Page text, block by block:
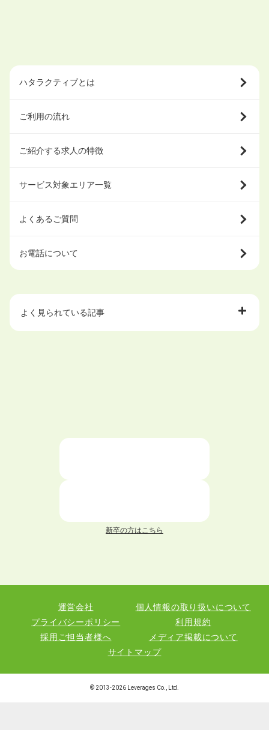
ハタラクティブとは
ご利用の流れ
ご紹介する求人の特徴
サービス対象エリア一覧
よくあるご質問
お電話について
よく見られている記事
仕事が続かない人の特徴と対処法を解説！
面接 記事一覧
職務経歴書 記事一覧
退職 記事一覧
新卒の方はこちら
運営会社
個人情報の取り扱いについて
プライバシーポリシー
利用規約
採用ご担当者様へ
メディア掲載について
サイトマップ
© 2013-2026 Leverages Co., Ltd.